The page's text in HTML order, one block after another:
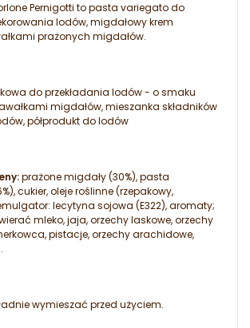
Pernigotti to pasta variegato do
lodów, migdałowy krem
prażonych migdałów.
do przekładania lodów - o smaku
migdałów, mieszanka składników
półprodukt do lodów
prażone migdały (30%), pasta
cukier, oleje roślinne (rzepakowy,
lecytyna sojowa (E322), aromaty;
mleko, jaja, orzechy laskowe, orzechy
pistacje, orzechy arachidowe,
wymieszać przed użyciem.